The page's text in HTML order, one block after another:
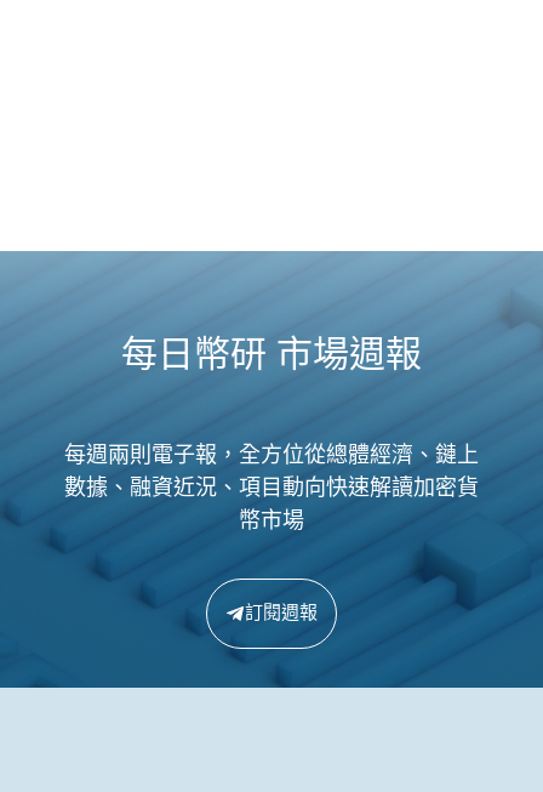
每日幣研 市場週報
每週兩則電子報，全方位從總體經濟、鏈上
數據、融資近況、項目動向快速解讀加密貨
幣市場
訂閱週報